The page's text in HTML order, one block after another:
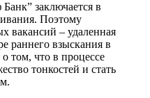
заключается в
Поэтому
вакансий – удаленная
раннего взыскания в
том, что в процессе
тонкостей и стать